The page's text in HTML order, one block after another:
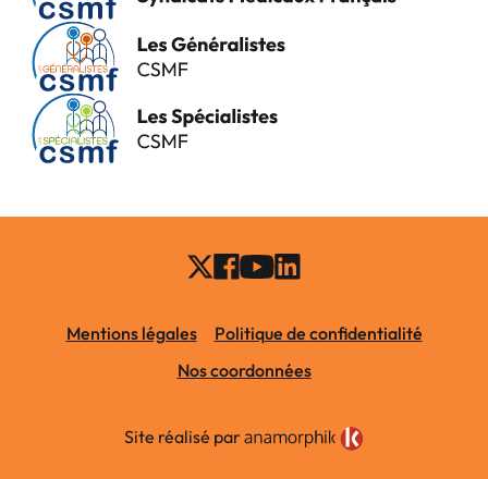
Mentions légales
Politique de confidentialité
Nos coordonnées
Site réalisé par